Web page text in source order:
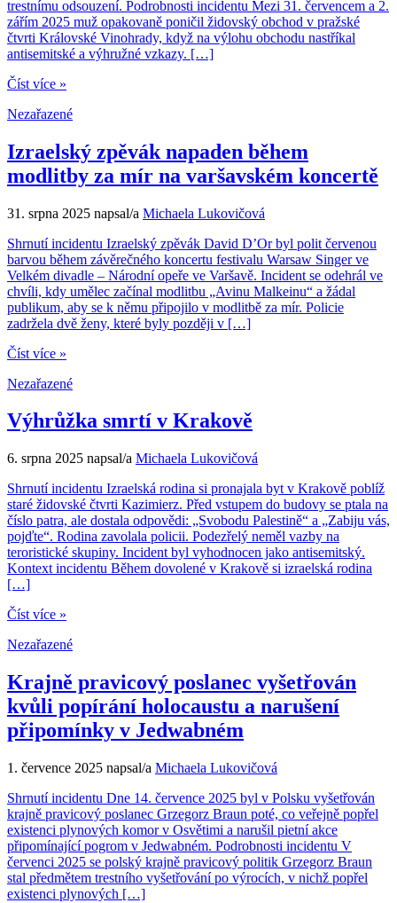
trestnímu odsouzení. Podrobnosti incidentu Mezi 31. červencem a 2.
zářím 2025 muž opakovaně poničil židovský obchod v pražské
čtvrti Královské Vinohrady, když na výlohu obchodu nastříkal
antisemitské a výhružné vzkazy. […]
Číst více »
Nezařazené
Izraelský zpěvák napaden během
modlitby za mír na varšavském koncertě
31. srpna 2025 napsal/a Michaela Lukovičová
Shrnutí incidentu Izraelský zpěvák David D’Or byl polit červenou
barvou během závěrečného koncertu festivalu Warsaw Singer ve
Velkém divadle – Národní opeře ve Varšavě. Incident se odehrál ve
chvíli, kdy umělec začínal modlitbu „Avinu Malkeinu“ a žádal
publikum, aby se k němu připojilo v modlitbě za mír. Policie
zadržela dvě ženy, které byly později v […]
Číst více »
Nezařazené
Výhrůžka smrtí v Krakově
6. srpna 2025 napsal/a Michaela Lukovičová
Shrnutí incidentu Izraelská rodina si pronajala byt v Krakově poblíž
staré židovské čtvrti Kazimierz. Před vstupem do budovy se ptala na
číslo patra, ale dostala odpovědi: „Svobodu Palestině“ a „Zabiju vás,
pojďte“. Rodina zavolala policii. Podezřelý neměl vazby na
teroristické skupiny. Incident byl vyhodnocen jako antisemitský.
Kontext incidentu Během dovolené v Krakově si izraelská rodina
[…]
Číst více »
Nezařazené
Krajně pravicový poslanec vyšetřován
kvůli popírání holocaustu a narušení
připomínky v Jedwabném
1. července 2025 napsal/a Michaela Lukovičová
Shrnutí incidentu Dne 14. července 2025 byl v Polsku vyšetřován
krajně pravicový poslanec Grzegorz Braun poté, co veřejně popřel
existenci plynových komor v Osvětimi a narušil pietní akce
připomínající pogrom v Jedwabném. Podrobnosti incidentu V
červenci 2025 se polský krajně pravicový politik Grzegorz Braun
stal předmětem trestního vyšetřování po výrocích, v nichž popřel
existenci plynových […]